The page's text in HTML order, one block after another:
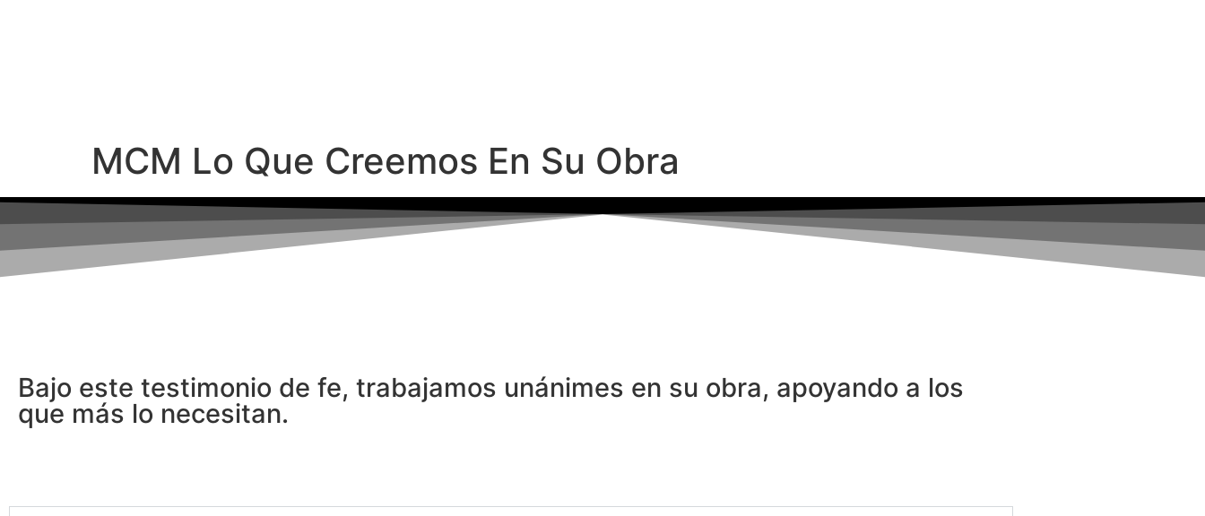
MCM Lo Que Creemos En Su Obra
Bajo este testimonio de fe, trabajamos unánimes en su obra, apoyando a los
que más lo necesitan.